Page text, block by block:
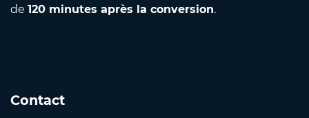
de 120 minutes après la conversion.
Contact